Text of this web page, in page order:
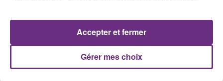
Gérer mes choix
Accepter et fermer